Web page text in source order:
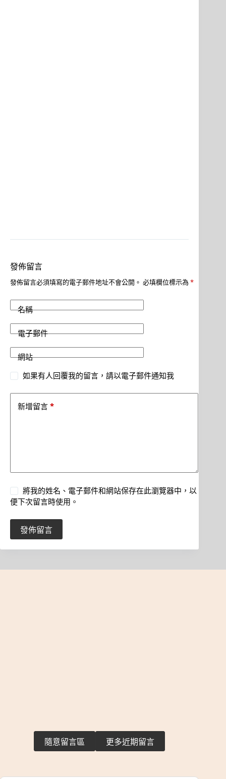
發佈留言
發佈留言必須填寫的電子郵件地址不會公開。 必填欄位標示為 *
名稱
電子郵件
網站
如果有人回覆我的留言，請以電子郵件通知我
新增留言 *
將我的姓名、電子郵件和網站保存在此瀏覽器中，以
便下次留言時使用。
發佈留言
隨意留言區 更多近期留言